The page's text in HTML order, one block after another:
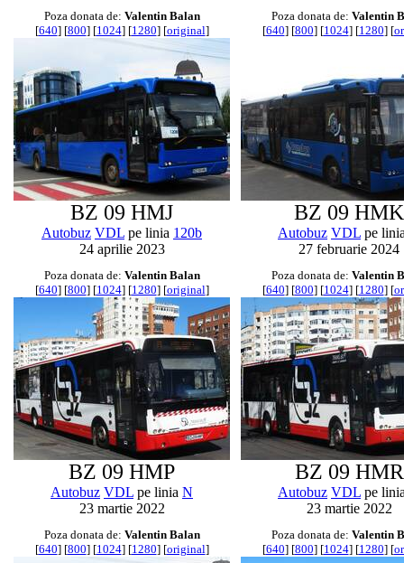
Poza donata de: Valentin Balan
[640] [800] [1024] [1280] [original]
BZ 09 HMJ
Autobuz VDL pe linia 120b
24 aprilie 2023
Poza donata de: Valentin
[640] [800] [1024] [1280] [
BZ 09 HMK
Autobuz VDL pe
27 februarie 2024
Poza donata de: Valentin Balan
[640] [800] [1024] [1280] [original]
BZ 09 HMP
Autobuz VDL pe linia N
23 martie 2022
Poza donata de: Valentin
[640] [800] [1024] [1280] [
BZ 09 HMR
Autobuz VDL pe
23 martie 2022
Poza donata de: Valentin Balan
[640] [800] [1024] [1280] [original]
Poza donata de: Valentin
[640] [800] [1024] [1280] [